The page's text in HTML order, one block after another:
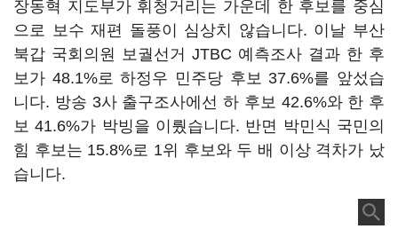
장동혁 지도부가 휘청거리는 가운데 한 후보를 중심
으로 보수 재편 돌풍이 심상치 않습니다. 이날 부산
북갑 국회의원 보궐선거 JTBC 예측조사 결과 한 후
보가 48.1%로 하정우 민주당 후보 37.6%를 앞섰습
니다. 방송 3사 출구조사에선 하 후보 42.6%와 한 후
보 41.6%가 박빙을 이뤘습니다. 반면 박민식 국민의
힘 후보는 15.8%로 1위 후보와 두 배 이상 격차가 났
습니다.